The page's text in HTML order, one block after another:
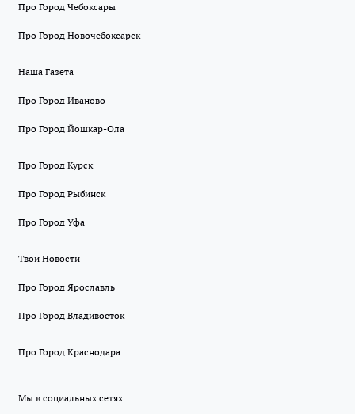
Про Город Чебоксары
Про Город Новочебоксарск
Наша Газета
Про Город Иваново
Про Город Йошкар-Ола
Про Город Курск
Про Город Рыбинск
Про Город Уфа
Твои Новости
Про Город Ярославль
Про Город Владивосток
Про Город Краснодара
Мы в социальных сетях